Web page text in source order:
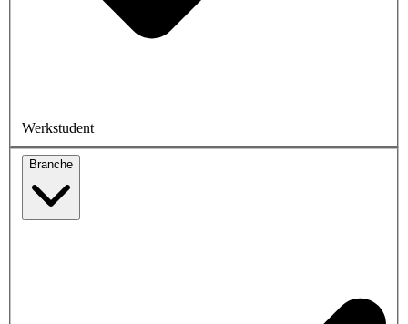
Werkstudent
Branche